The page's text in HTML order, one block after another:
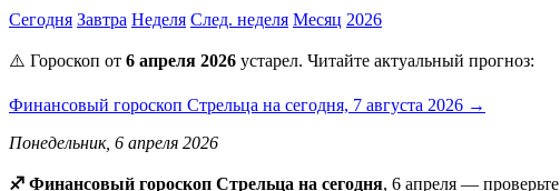
Сегодня Завтра Неделя След. неделя Месяц 2026
⚠️ Гороскоп от 6 апреля 2026 устарел. Читайте актуальный прогноз:
Финансовый гороскоп Стрельца на сегодня, 7 августа 2026 →
Понедельник, 6 апреля 2026
♐ Финансовый гороскоп Стрельца на сегодня, 6 апреля —